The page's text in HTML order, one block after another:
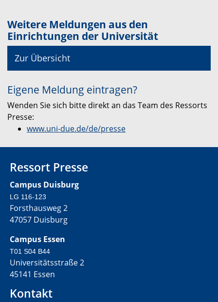
Weitere Meldungen aus den
Einrichtungen der Universität
Zur Übersicht
Eigene Meldung eintragen?
Wenden Sie sich bitte direkt an das Team des Ressorts
Presse:
www.uni-due.de/de/presse
Ressort Presse
Campus Duisburg
LG 116-123
Forsthausweg 2
47057 Duisburg
Campus Essen
T01 S04 B44
Universitätsstraße 2
45141 Essen
Kontakt